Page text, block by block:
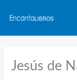
contenido
Jesús de